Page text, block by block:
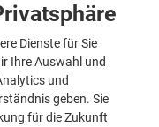
47695 15
(0)
Dienste für Sie
Ihre Auswahl und
und
geben. Sie
für die Zukunft